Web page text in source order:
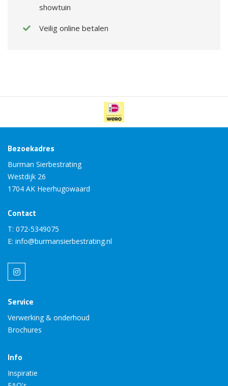
showtuin
Veilig online betalen
Bezoekadres
Burman Sierbestrating
Westdijk 26
1704 AK Heerhugowaard
Contact
T: 072-5349075
E: info@burmansierbestrating.nl
Service
Verwerking & onderhoud
Brochures
Info
Inspiratie